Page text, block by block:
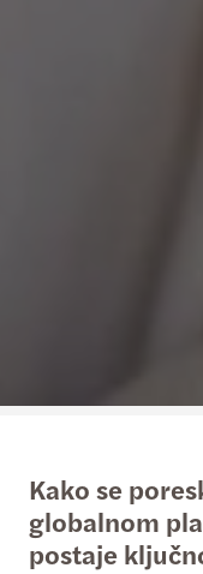
Kako se
globalnom
postaje